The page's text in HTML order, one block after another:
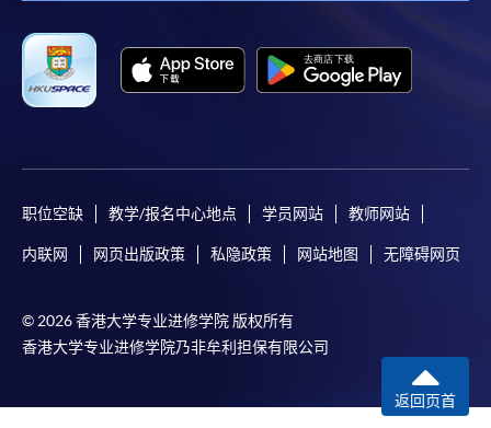
职位空缺 教学/报名中心地点 学员网站 教师网站
内联网 网页出版政策 私隐政策 网站地图 无障碍网页
© 2026 香港大学专业进修学院 版权所有
香港大学专业进修学院乃非牟利担保有限公司
返回页首